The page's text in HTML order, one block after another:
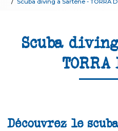
Scuba
TORRA
Découvrez le